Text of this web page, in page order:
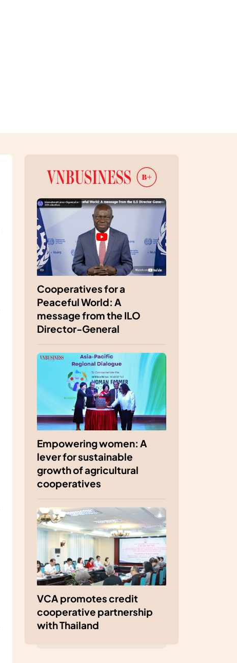
Cooperatives for a
Peaceful World: A
message from the ILO
Director-General
Empowering women: A
lever for sustainable
growth of agricultural
cooperatives
VCA promotes credit
cooperative partnership
with Thailand